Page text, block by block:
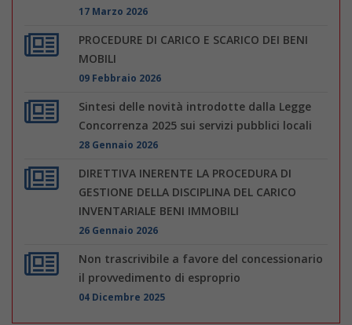
17 Marzo 2026
PROCEDURE DI CARICO E SCARICO DEI BENI
MOBILI
09 Febbraio 2026
Sintesi delle novità introdotte dalla Legge
Concorrenza 2025 sui servizi pubblici locali
28 Gennaio 2026
DIRETTIVA INERENTE LA PROCEDURA DI
GESTIONE DELLA DISCIPLINA DEL CARICO
INVENTARIALE BENI IMMOBILI
26 Gennaio 2026
Non trascrivibile a favore del concessionario
il provvedimento di esproprio
04 Dicembre 2025